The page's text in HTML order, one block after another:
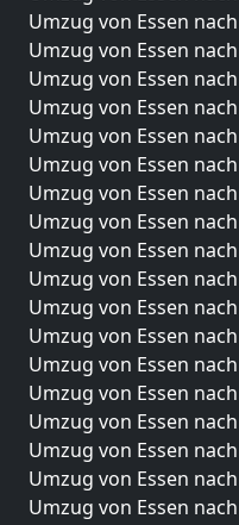
Umzug von Essen
Umzug von Essen
Umzug von Essen
Umzug von Essen
Umzug von Essen
Umzug von Essen
Umzug von Essen
Umzug von Essen
Umzug von Essen
Umzug von Essen
Umzug von Essen
Umzug von Essen
Umzug von Essen
Umzug von Essen
Umzug von Essen
Umzug von Essen
Umzug von Essen
Umzug von Essen